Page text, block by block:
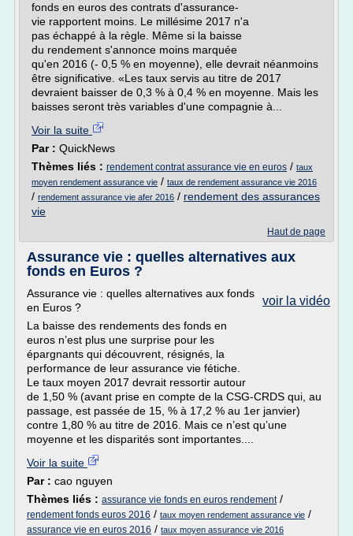
fonds en euros des contrats d'assurance-
vie rapportent moins. Le millésime 2017 n'a
pas échappé à la règle. Même si la baisse
du rendement s'annonce moins marquée
qu'en 2016 (- 0,5 % en moyenne), elle devrait néanmoins
être significative. «Les taux servis au titre de 2017
devraient baisser de 0,3 % à 0,4 % en moyenne. Mais les
baisses seront très variables d'une compagnie à...
Voir la suite
Par : QuickNews
Thèmes liés : rendement contrat assurance vie en euros / taux
moyen rendement assurance vie / taux de rendement assurance vie 2016
/ rendement assurance vie afer 2016 / rendement des assurances
vie
Haut de page
Assurance vie : quelles alternatives aux
fonds en Euros ?
voir la vidéo
Assurance vie : quelles alternatives aux fonds
en Euros ?
La baisse des rendements des fonds en
euros n’est plus une surprise pour les
épargnants qui découvrent, résignés, la
performance de leur assurance vie fétiche.
Le taux moyen 2017 devrait ressortir autour
de 1,50 % (avant prise en compte de la CSG-CRDS qui, au
passage, est passée de 15, % à 17,2 % au 1er janvier)
contre 1,80 % au titre de 2016. Mais ce n’est qu’une
moyenne et les disparités sont importantes....
Voir la suite
Par : cao nguyen
Thèmes liés : assurance vie fonds en euros rendement/
rendement fonds euros 2016 / taux moyen rendement assurance vie /
assurance vie en euros 2016 / taux moyen assurance vie 2016